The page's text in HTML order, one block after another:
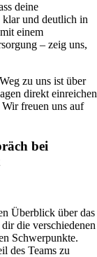
deine
und deutlich in
einem
– zeig uns,
zu uns ist über
direkt einreichen
Wir freuen uns auf
bei
Überblick über das
die verschiedenen
Schwerpunkte.
des Teams zu